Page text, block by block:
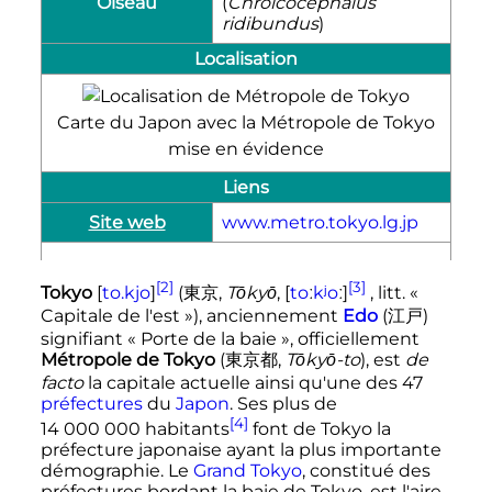
ridibundus)
Localisation
Carte du Japon avec la Métropole de Tokyo
mise en évidence
Liens
Site web
www.metro.tokyo.lg.jp
Tokyo [to.kjo][2] (東京, Tōkyō, [toːkʲoː][3] , litt.«
Capitale de l'est »), anciennement Edo (江戸)
signifiant « Porte de la baie », officiellement
Métropole de Tokyo (東京都, Tōkyō-to), est de
factola capitale actuelle ainsi qu'une des 47
préfecturesdu Japon. Ses plus de
14 000 000 habitants[4] font de Tokyo la
préfecture japonaise ayant la plus importante
démographie. Le Grand Tokyo, constitué des